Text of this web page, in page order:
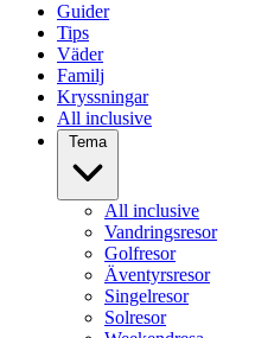
Guider
Tips
Väder
Familj
Kryssningar
All inclusive
Tema
All inclusive
Vandringsresor
Golfresor
Äventyrsresor
Singelresor
Solresor